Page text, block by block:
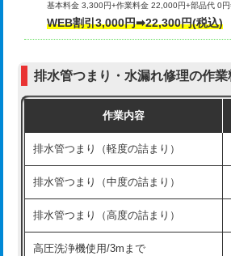
モルタル補修（厚さ10㎝超え）
追加人工
※給水管工事は20mmまでの価格です。
交換・取付(排水栓・排水トラップ
交換・取付（その他部品）
持込商品取付（単水栓）
持込商品取付（混合水栓）
持込商品取付（浄水器・分岐水栓）
給水管工事※（ホール加工)
給水管工事※（バンド止め)
基本料金 3,300円+作業料金 22,000円+部品代 0
WEB割引3,000円➡22,300円(税込)
排水管つまり・水漏れ修理の作業
作業内容
排水管つまり（軽度の詰まり）
排水管つまり（中度の詰まり）
排水管つまり（高度の詰まり）
高圧洗浄機使用/3mまで